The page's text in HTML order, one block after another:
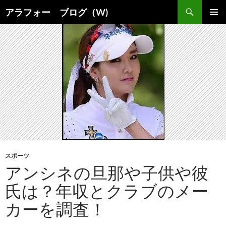
ン
テ
ン
ツ
へ
ス
キ
ッ
プ
アラフォー ブログ（W)
索
メインメ
ニュー
スポーツ
アンシネの旦那や子供や彼
氏は？年収とクラブのメー
カーを調査！